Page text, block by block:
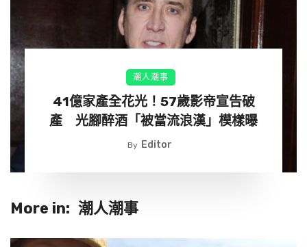
截圖外約妹的LINE在相簿裡面
（光是看到這個我就氣到全身發抖）
但是我目前還沒有機會去看他的LINE…
我有在想是不是我想太多
他只不過是截圖好玩的而已？
也都乖乖的準時回家
但就是我們倆沒有什麼話好說…就除了孩子
潮人潮事
41億家產全花光！57歲影帝宣告破
產 光腳醉酒「被當流浪漢」模樣曝
By Editor
More in: 潮人潮事